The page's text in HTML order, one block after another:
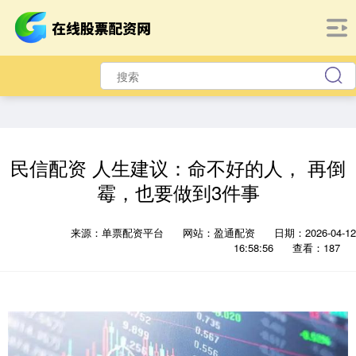
民信配资 人生建议：命不好的人， 再倒
霉，也要做到3件事
来源：单票配资平台 网站：盈通配资
日期：2026-04-12
16:58:56
查看：187